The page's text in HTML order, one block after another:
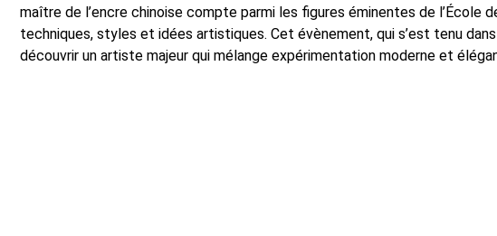
maître de l’encre chinoise compte parmi les figures éminentes de l’École
techniques, styles et idées artistiques. Cet évènement, qui s’est tenu
découvrir un artiste majeur qui mélange expérimentation moderne et